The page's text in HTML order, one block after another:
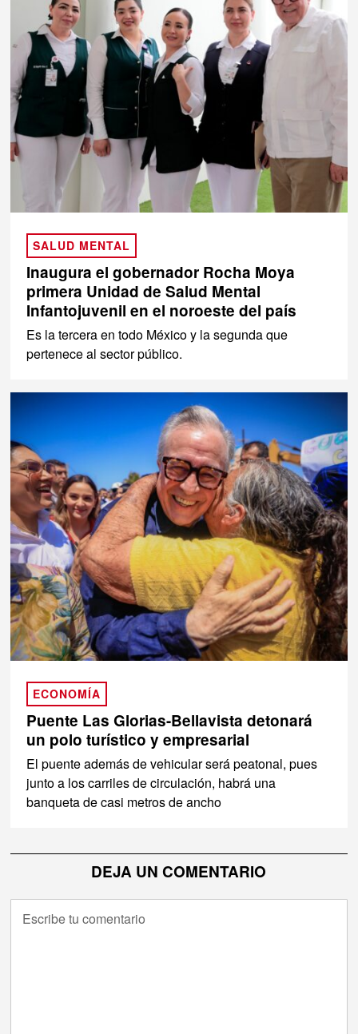
SALUD MENTAL
Inaugura el gobernador Rocha Moya
primera Unidad de Salud Mental
Infantojuvenil en el noroeste del país
Es la tercera en todo México y la segunda que
pertenece al sector público.
ECONOMÍA
Puente Las Glorias-Bellavista detonará
un polo turístico y empresarial
El puente además de vehicular será peatonal, pues
junto a los carriles de circulación, habrá una
banqueta de casi metros de ancho
DEJA UN COMENTARIO